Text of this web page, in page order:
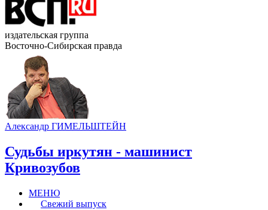
издательская группа
Восточно-Сибирская правда
Александр ГИМЕЛЬШТЕЙН
Судьбы иркутян - машинист
Кривозубов
МЕНЮ
Свежий выпуск